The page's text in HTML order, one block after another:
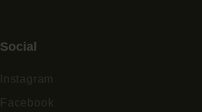
Social
Instagram
Facebook